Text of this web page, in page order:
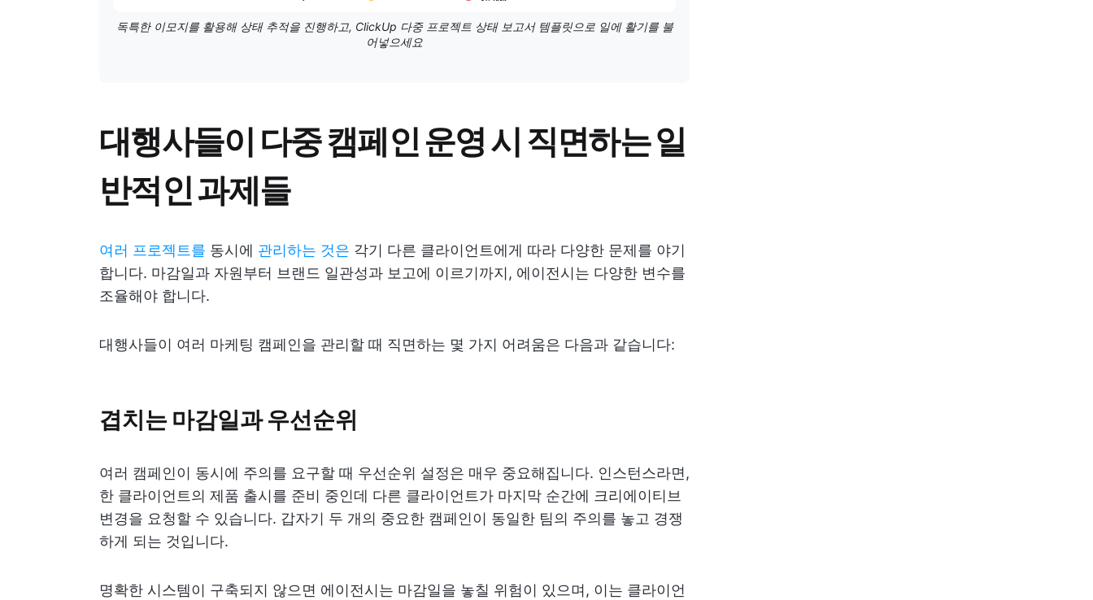
독특한 이모지를 활용해 상태 추적을 진행하고, ClickUp 다중 프로젝트 상태 보고서 템플릿으로 일에 활기를 불
어넣으세요
대행사들이 다중 캠페인 운영 시 직면하는 일
반적인 과제들
여러 프로젝트를 동시에 관리하는 것은 각기 다른 클라이언트에게 따라 다양한 문제를 야기
합니다. 마감일과 자원부터 브랜드 일관성과 보고에 이르기까지, 에이전시는 다양한 변수를
조율해야 합니다.
대행사들이 여러 마케팅 캠페인을 관리할 때 직면하는 몇 가지 어려움은 다음과 같습니다:
겹치는 마감일과 우선순위
여러 캠페인이 동시에 주의를 요구할 때 우선순위 설정은 매우 중요해집니다. 인스턴스라면,
한 클라이언트의 제품 출시를 준비 중인데 다른 클라이언트가 마지막 순간에 크리에이티브
변경을 요청할 수 있습니다. 갑자기 두 개의 중요한 캠페인이 동일한 팀의 주의를 놓고 경쟁
하게 되는 것입니다.
명확한 시스템이 구축되지 않으면 에이전시는 마감일을 놓칠 위험이 있으며, 이는 클라이언